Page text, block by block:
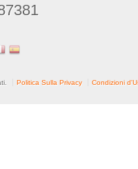
Politica Sulla Privacy Condizioni